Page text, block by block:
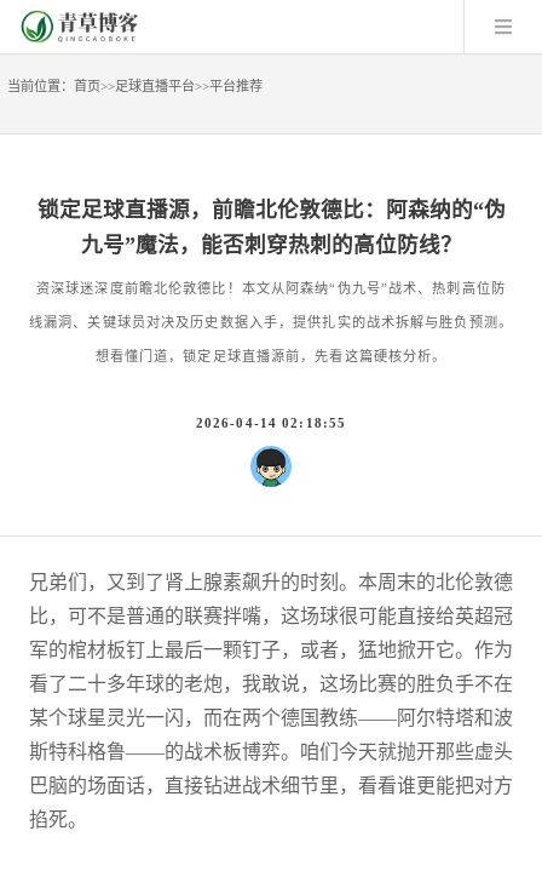
当前位置： 首页>>足球直播平台>>平台推荐
锁定足球直播源，前瞻北伦敦德比：阿森纳的“伪
九号”魔法，能否刺穿热刺的高位防线？
资深球迷深度前瞻北伦敦德比！本文从阿森纳“伪九号”战术、热刺高位防
线漏洞、关键球员对决及历史数据入手，提供扎实的战术拆解与胜负预测。
想看懂门道，锁定足球直播源前，先看这篇硬核分析。
2026-04-14 02:18:55
兄弟们，又到了肾上腺素飙升的时刻。本周末的北伦敦德
比，可不是普通的联赛拌嘴，这场球很可能直接给英超冠
军的棺材板钉上最后一颗钉子，或者，猛地掀开它。作为
看了二十多年球的老炮，我敢说，这场比赛的胜负手不在
某个球星灵光一闪，而在两个德国教练——阿尔特塔和波
斯特科格鲁——的战术板博弈。咱们今天就抛开那些虚头
巴脑的场面话，直接钻进战术细节里，看看谁更能把对方
掐死。